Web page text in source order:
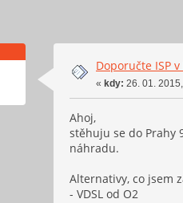
Doporučte ISP
« kdy: 26. 01.
Ahoj,
stěhuju se do Prahy
náhradu.
Alternativy, co jsem
- VDSL od O2